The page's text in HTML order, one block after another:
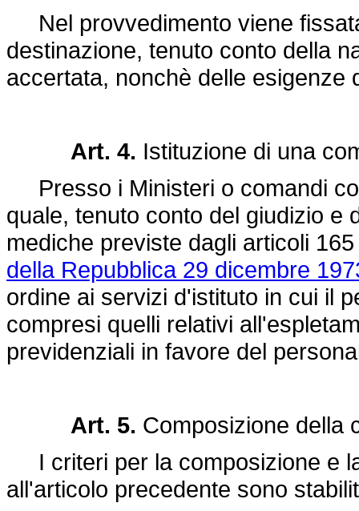
Nel provvedimento viene
destinazione, tenuto conto della
accertata, nonchè delle esigenze
Art. 4. Istituzione di una
Presso i Ministeri o comandi
quale, tenuto conto del giudizio e
mediche previste dagli articoli
della Repubblica 29 dicembre
ordine ai servizi d'istituto in cui il
compresi quelli relativi
previdenziali in favore del
Art. 5. Composizione della
I criteri per la composizione e
all'articolo precedente sono